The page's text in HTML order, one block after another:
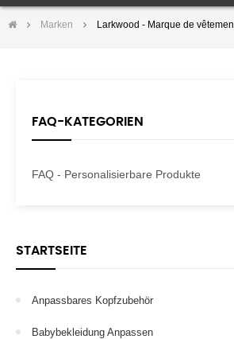
Marken Larkwood - Marque de
FAQ-KATEGORIEN
FAQ - Personalisierbare Produkte
STARTSEITE
Anpassbares Kopfzubehör
Babybekleidung Anpassen